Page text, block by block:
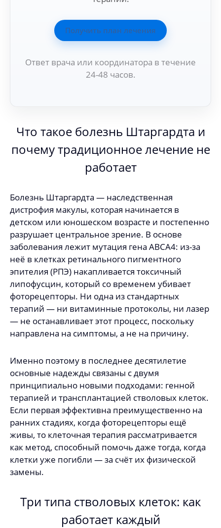
Получить план лечения
Ответ врача или координатора в течение
24-48 часов.
Что такое болезнь Штаргардта и
почему традиционное лечение не
работает
Болезнь Штаргардта — наследственная
дистрофия макулы, которая начинается в
детском или юношеском возрасте и постепенно
разрушает центральное зрение. В основе
заболевания лежит мутация гена ABCA4: из-за
неё в клетках ретинального пигментного
эпителия (РПЭ) накапливается токсичный
липофусцин, который со временем убивает
фоторецепторы. Ни одна из стандартных
терапий — ни витаминные протоколы, ни лазер
— не останавливает этот процесс, поскольку
направлена на симптомы, а не на причину.
Именно поэтому в последнее десятилетие
основные надежды связаны с двумя
принципиально новыми подходами: генной
терапией и трансплантацией стволовых клеток.
Если первая эффективна преимущественно на
ранних стадиях, когда фоторецепторы ещё
живы, то клеточная терапия рассматривается
как метод, способный помочь даже тогда, когда
клетки уже погибли — за счёт их физической
замены.
Три типа стволовых клеток: как
работает каждый